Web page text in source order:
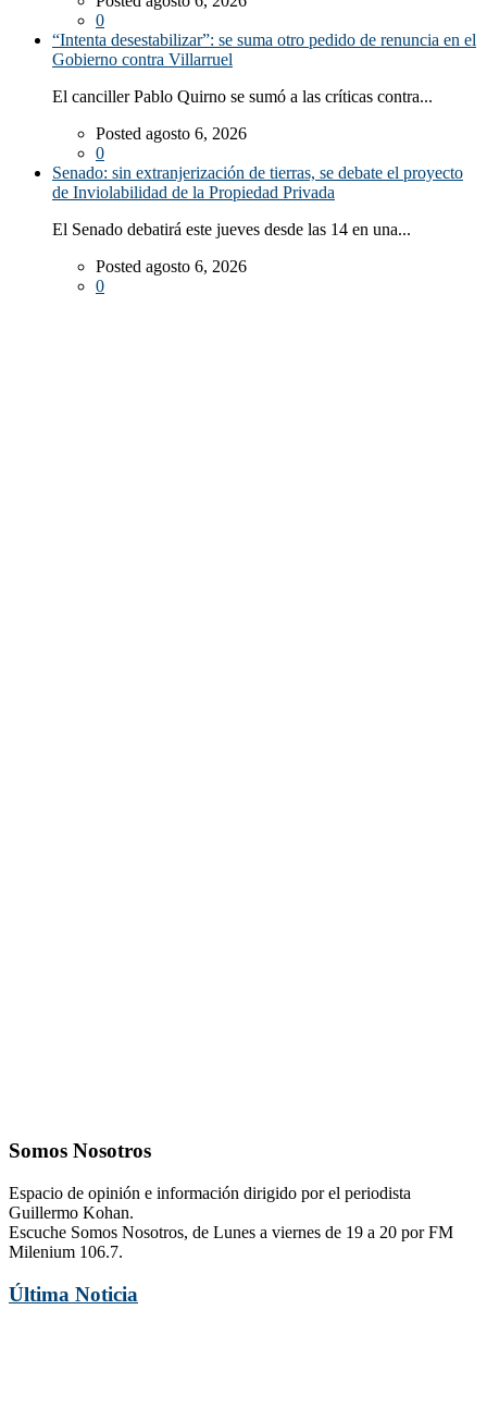
0
“Intenta desestabilizar”: se suma otro pedido de renuncia en el
Gobierno contra Villarruel
El canciller Pablo Quirno se sumó a las críticas contra...
Posted agosto 6, 2026
0
Senado: sin extranjerización de tierras, se debate el proyecto
de Inviolabilidad de la Propiedad Privada
El Senado debatirá este jueves desde las 14 en una...
Posted agosto 6, 2026
0
Somos Nosotros
Espacio de opinión e información dirigido por el periodista
Guillermo Kohan.
Escuche Somos Nosotros, de Lunes a viernes de 19 a 20 por FM
Milenium 106.7.
Última Noticia